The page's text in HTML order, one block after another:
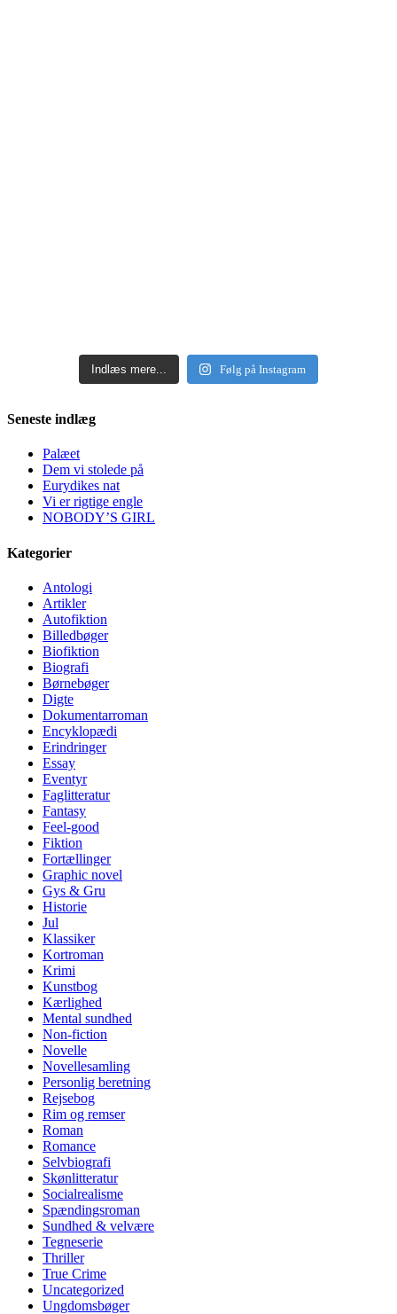
Indlæs mere... Følg på Instagram
Seneste indlæg
Palæet
Dem vi stolede på
Eurydikes nat
Vi er rigtige engle
NOBODY’S GIRL
Kategorier
Antologi
Artikler
Autofiktion
Billedbøger
Biofiktion
Biografi
Børnebøger
Digte
Dokumentarroman
Encyklopædi
Erindringer
Essay
Eventyr
Faglitteratur
Fantasy
Feel-good
Fiktion
Fortællinger
Graphic novel
Gys & Gru
Historie
Jul
Klassiker
Kortroman
Krimi
Kunstbog
Kærlighed
Mental sundhed
Non-fiction
Novelle
Novellesamling
Personlig beretning
Rejsebog
Rim og remser
Roman
Romance
Selvbiografi
Skønlitteratur
Socialrealisme
Spændingsroman
Sundhed & velvære
Tegneserie
Thriller
True Crime
Uncategorized
Ungdomsbøger